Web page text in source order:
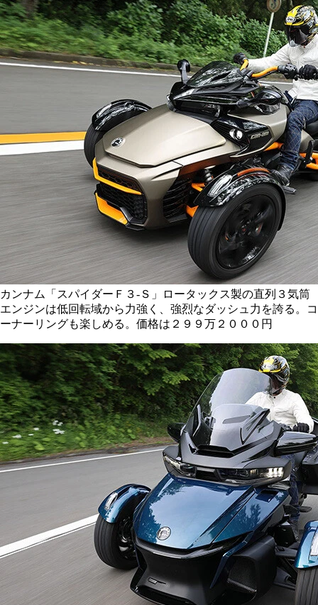
カンナム「スパイダーＦ３-Ｓ」ロータックス製の直列３気筒
エンジンは低回転域から力強く、強烈なダッシュ力を誇る。コ
ーナーリングも楽しめる。価格は２９９万２０００円